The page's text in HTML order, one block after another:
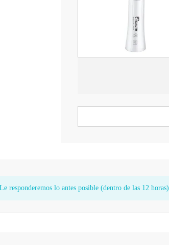
responderemos lo antes posible (dentro de las 12 horas)